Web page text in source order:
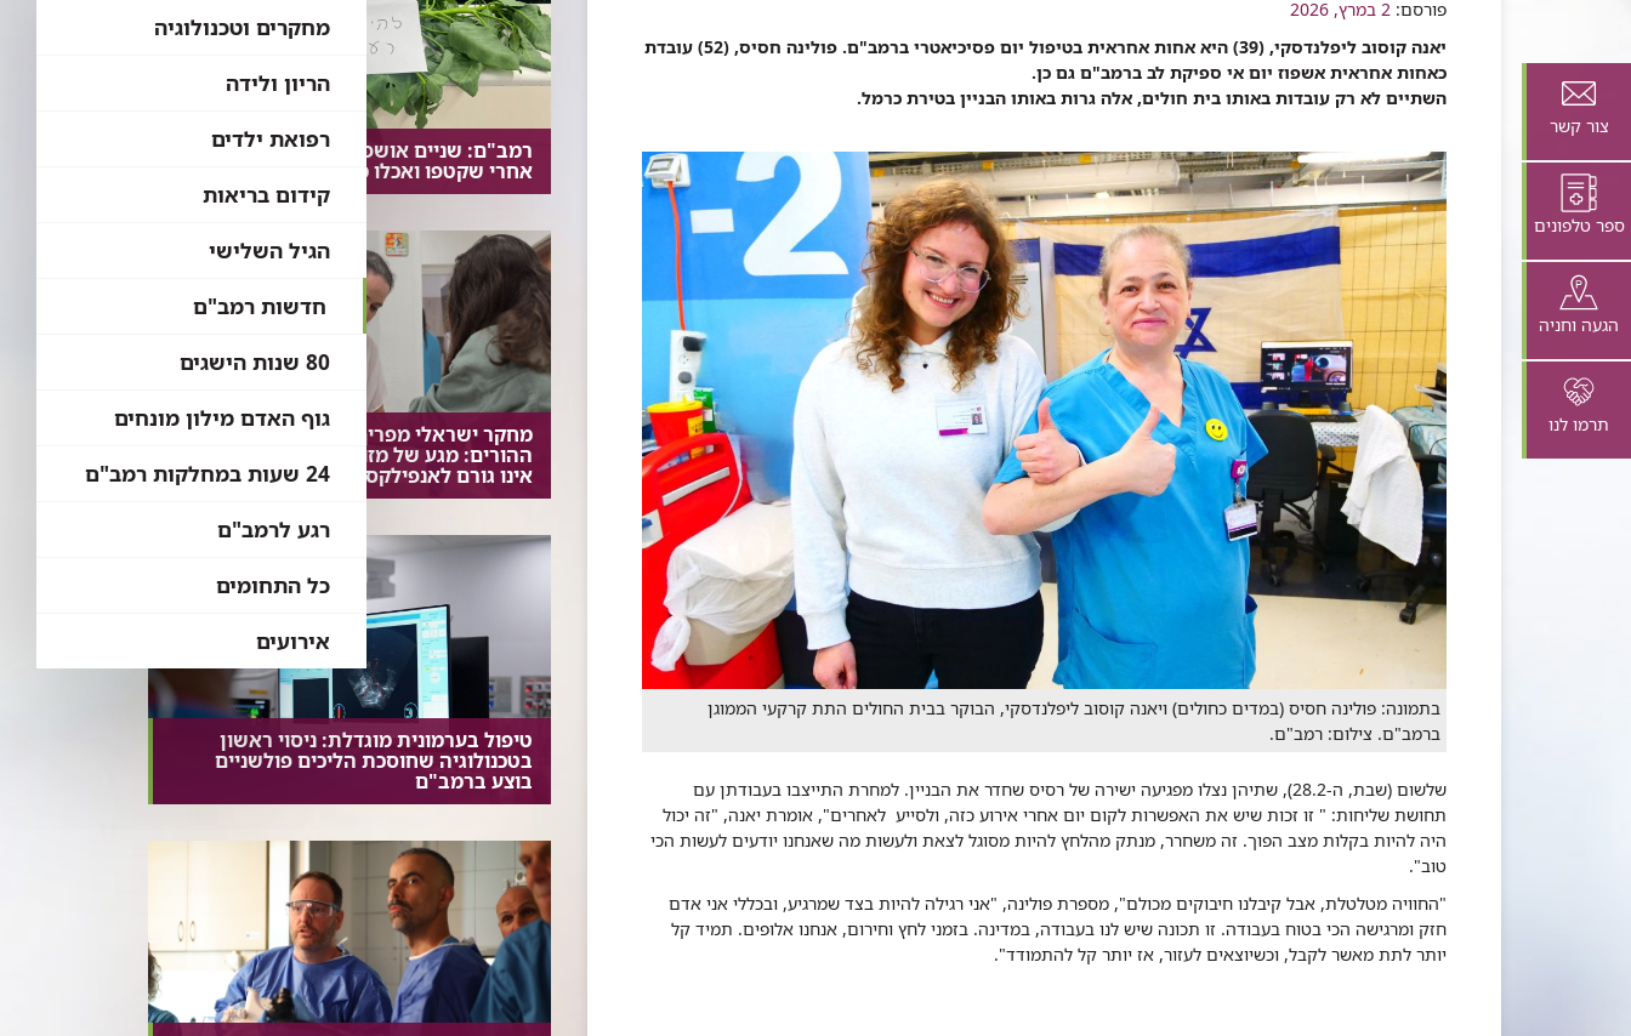
צור קשר
ספר טלפונים
הגעה וחניה
תרמו לנו
מחקרים וטכנולוגיה
הריון ולידה
רפואת ילדים
קידום בריאות
הגיל השלישי
חדשות רמב"ם
80 שנות הישגים
גוף האדם מילון מונחים
24 שעות במחלקות רמב"ם
רגע לרמב"ם
כל התחומים
אירועים
שיתוף
פורסם: 2 במרץ, 2026
יאנה קוסוב ליפלנדסקי, (39) היא אחות אחראית בטיפול יום פסיכיאטרי ברמב"ם. פולינה חסיס, (52) עובדת
כאחות אחראית אשפוז יום אי ספיקת לב ברמב"ם גם כן.
השתיים לא רק עובדות באותו בית חולים, אלה גרות באותו הבניין בטירת כרמל.
בתמונה: פולינה חסיס (במדים כחולים) ויאנה קוסוב ליפלנדסקי, הבוקר בבית החולים התת קרקעי הממוגן
ברמב"ם. צילום: רמב"ם.
שלשום (שבת, ה-28.2), שתיהן נצלו מפגיעה ישירה של רסיס שחדר את הבניין. למחרת התייצבו בעבודתן עם
תחושת שליחות: " זו זכות שיש את האפשרות לקום יום אחרי אירוע כזה, ולסייע לאחרים", אומרת יאנה, "זה יכול
היה להיות בקלות מצב הפוך. זה משחרר, מנתק מהלחץ להיות מסוגל לצאת ולעשות מה שאנחנו יודעים לעשות הכי
טוב".
"החוויה מטלטלת, אבל קיבלנו חיבוקים מכולם", מספרת פולינה, "אני רגילה להיות בצד שמרגיע, ובכללי אני אדם
חזק ומרגישה הכי בטוח בעבודה. זו תכונה שיש לנו בעבודה, במדינה. בזמני לחץ וחירום, אנחנו אלופים. תמיד קל
יותר לתת מאשר לקבל, וכשיוצאים לעזור, אז יותר קל להתמודד".
רמב"ם: שניים אושפזו בטיפול נמרץ
אחרי שקטפו ואכלו מצמח בר נפוץ
מחקר ישראלי מפריך את חששות
ההורים: מגע של מזון אלרגני עם העור
אינו גורם לאנפילקסיס
טיפול בערמונית מוגדלת: ניסוי ראשון
בטכנולוגיה שחוסכת הליכים פולשניים
בוצע ברמב"ם